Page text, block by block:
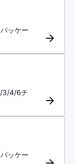
ッケー
3/4/6チ
ッケー